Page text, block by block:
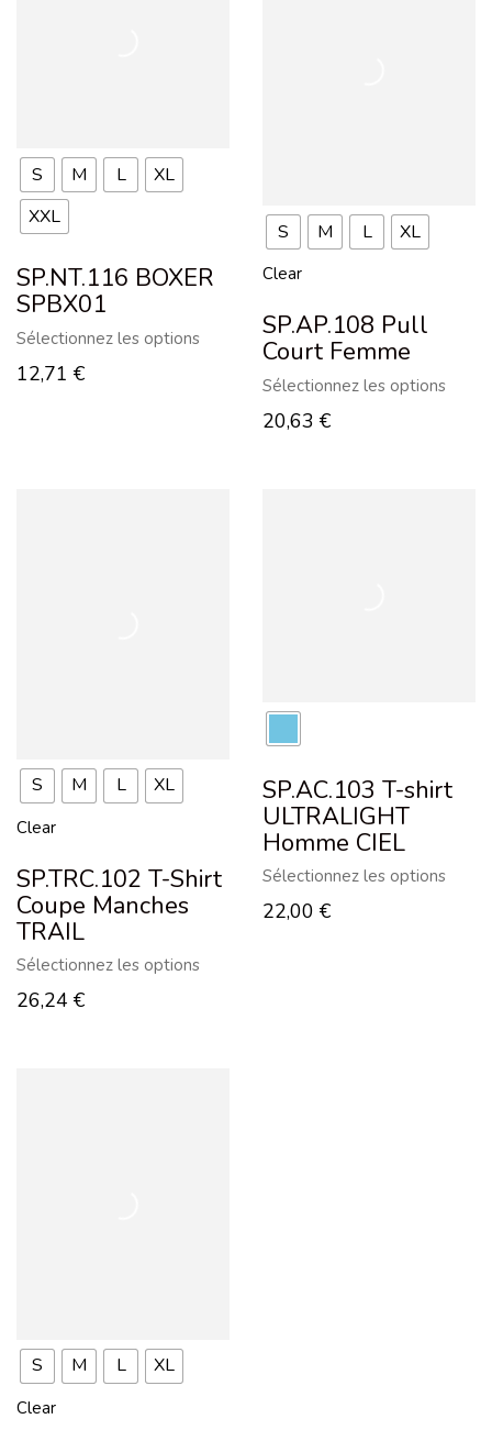
S M L
XL
XXL
SP.NT.116 BOXER
SPBX01
Sélectionnez les options
12,71 €
S M L XL
Clear
SP.AP.108 Pull
Court Femme
Sélectionnez les options
20,63 €
S M L XL
Clear
SP.TRC.102 T-Shirt
Coupe Manches
TRAIL
Sélectionnez les options
26,24 €
SP.AC.103 T-shirt
ULTRALIGHT
Homme CIEL
Sélectionnez les options
22,00 €
S M L XL
Clear